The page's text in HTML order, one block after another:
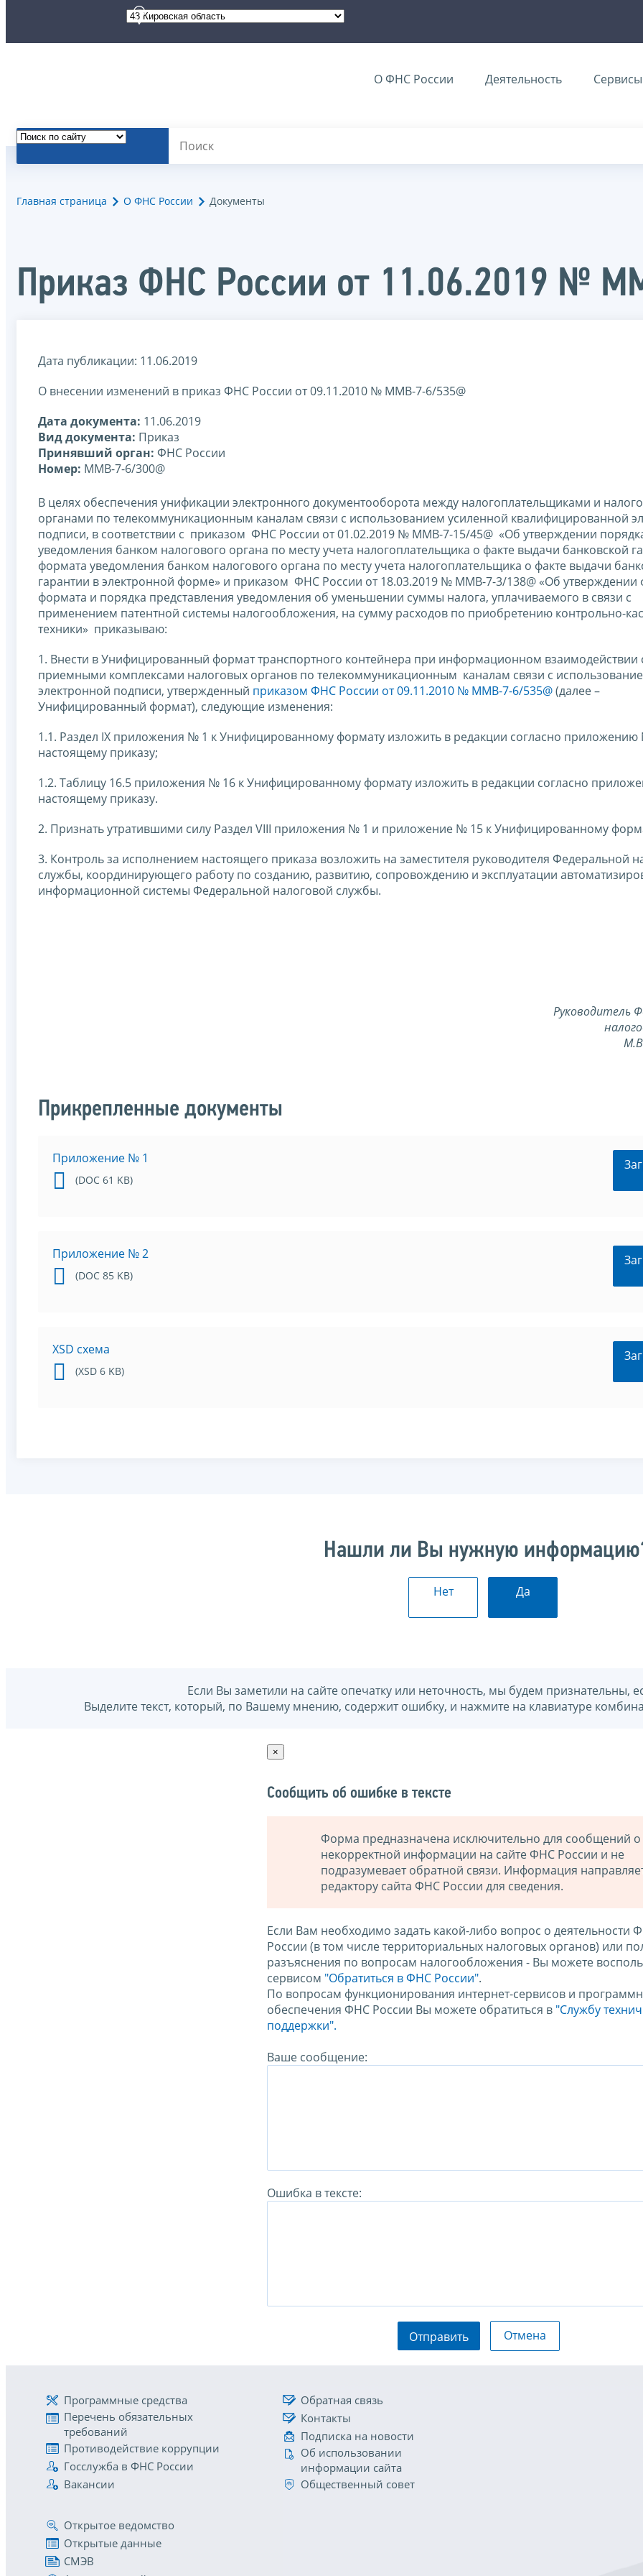
О ФНС России Деятельность Сервисы
Главная страница О ФНС России Документы
Приказ ФНС России от 11.06.2019 №
Дата публикации: 11.06.2019
О внесении изменений в приказ ФНС России от 09.11.2010 № ММВ-7-6/535@
Дата документа: 11.06.2019
Вид документа: Приказ
Принявший орган: ФНС России
Номер: ММВ-7-6/300@
В целях обеспечения унификации электронного документооборота между налогоплательщиками и
органами по телекоммуникационным каналам связи с использованием усиленной квалифицированной
подписи, в соответствии с приказом ФНС России от 01.02.2019 № ММВ-7-15/45@ «Об утверждении
уведомления банком налогового органа по месту учета налогоплательщика о факте выдачи банковской
формата уведомления банком налогового органа по месту учета налогоплательщика о факте выдачи
гарантии в электронной форме» и приказом ФНС России от 18.03.2019 № ММВ-7-3/138@ «Об
формата и порядка представления уведомления об уменьшении суммы налога, уплачиваемого в связи с
применением патентной системы налогообложения, на сумму расходов по приобретению контрольно-
техники» приказываю:
1. Внести в Унифицированный формат транспортного контейнера при информационном взаимодействии
приемными комплексами налоговых органов по телекоммуникационным каналам связи с
электронной подписи, утвержденный приказом ФНС России от 09.11.2010 № ММВ-7-6/535@(далее –
Унифицированный формат), следующие изменения:
1.1. Раздел IX приложения № 1 к Унифицированному формату изложить в редакции согласно приложению
настоящему приказу;
1.2. Таблицу 16.5 приложения № 16 к Унифицированному формату изложить в редакции согласно
настоящему приказу.
2. Признать утратившими силу Раздел VIII приложения № 1 и приложение № 15 к Унифицированному
3. Контроль за исполнением настоящего приказа возложить на заместителя руководителя Федеральной
службы, координирующего работу по созданию, развитию, сопровождению и эксплуатации
информационной системы Федеральной налоговой службы.
Руководитель
Прикрепленные документы
Приложение № 1
(DOC 61 KB)
Приложение № 2
(DOC 85 KB)
XSD схема
(XSD 6 KB)
Нашли ли Вы нужную
Нет Да
Если Вы заметили на сайте опечатку или неточность, мы будем признательны,
Выделите текст, который, по Вашему мнению, содержит ошибку, и нажмите на клавиатуре
×
Сообщить об ошибке в тексте
Форма предназначена исключительно для сообщений о
некорректной информации на сайте ФНС России и не
подразумевает обратной связи. Информация
редактору сайта ФНС России для сведения.
Если Вам необходимо задать какой-либо вопрос о деятельности
России (в том числе территориальных налоговых органов) или
разъяснения по вопросам налогообложения - Вы можете
сервисом "Обратиться в ФНС России".
По вопросам функционирования интернет-сервисов и
обеспечения ФНС России Вы можете обратиться в "Службу
поддержки".
Ваше сообщение:
Ошибка в тексте:
Отправить Отмена
Программные средства
Перечень обязательных
требований
Противодействие коррупции
Госслужба в ФНС России
Вакансии
Обратная связь
Контакты
Подписка на новости
Об использовании
информации сайта
Общественный совет
Открытое ведомство
Открытые данные
СМЭВ